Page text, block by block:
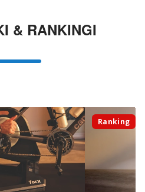
& RANKINGI
Ranking